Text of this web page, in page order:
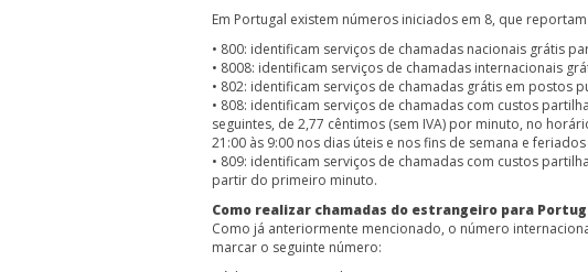
Em Portugal existem números iniciados em 8, que
• 800: identificam serviços de chamadas nacionais grátis
• 8008: identificam serviços de chamadas internacionais
• 802: identificam serviços de chamadas grátis em postos
• 808: identificam serviços de chamadas com custos
seguintes, de 2,77 cêntimos (sem IVA) por minuto, no
21:00 às 9:00 nos dias úteis e nos fins de semana e
• 809: identificam serviços de chamadas com custos
partir do primeiro minuto.
Como realizar chamadas do estrangeiro para
Como já anteriormente mencionado, o número
marcar o seguinte número: